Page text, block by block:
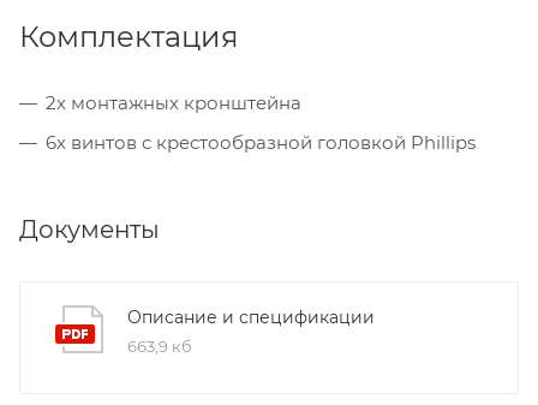
Комплектация
2x монтажных кронштейна
6x винтов с крестообразной головкой Phillips
Документы
Описание и спецификации
663,9 кб